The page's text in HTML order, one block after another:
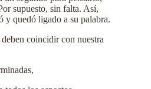
supuesto, sin falta. Así,
y quedó ligado a su palabra.
coincidir con nuestra